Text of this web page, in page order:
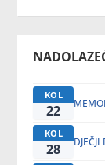
KOL
22
KOL
28